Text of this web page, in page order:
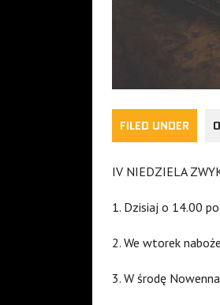
FILED UNDER
IV NIEDZIELA
1. Dzisiaj o 14.00
2. We wtorek
3. W środę